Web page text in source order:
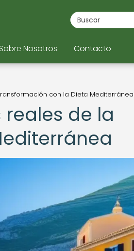
Sobre Nosotros Contacto
con la Dieta Mediterránea
reales de la